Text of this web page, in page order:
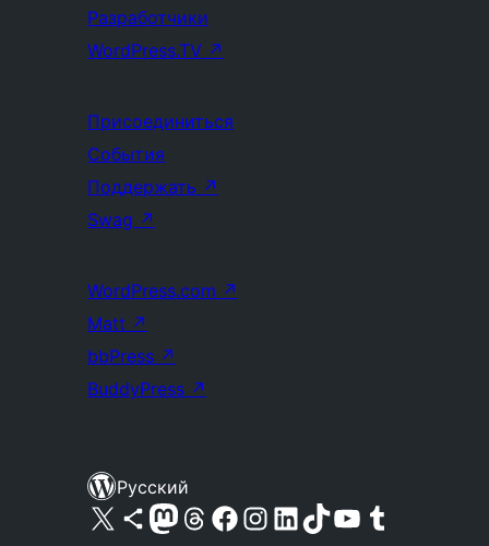
Разработчики
WordPress.TV ↗
Присоединиться
События
Поддержать ↗
Swag ↗
WordPress.com ↗
Matt ↗
bbPress ↗
BuddyPress ↗
Русский
Посетите нас в X (ранее Twitter)
Посетите нашу учётную запись в Bluesky
Посетите нашу ленту в Mastodon
Посетите нашу учётную запись в Threads
Посетите нашу страницу на Facebook
Посетите наш Instagram
Посетите нашу страницу в LinkedIn
Посетите нашу учётную запись в TikTok
Посетите наш канал YouTube
Посетите нашу учётную запись в Tumblr